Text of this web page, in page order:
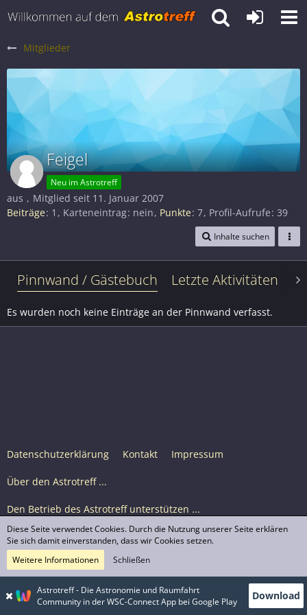
Mitglieder
Feigel
Neu im Astrotreff
aus
Mitglied seit 11. Januar 2007
Beiträge 1 Karteneintrag nein Punkte 7 Profil-Aufrufe 39
Inhalte suchen
Pinnwand / Gästebuch Letzte Aktivitäten
Es wurden noch keine Einträge an der Pinnwand verfasst.
Datenschutzerklärung Kontakt Impressum
Über den Astrotreff ...
Den Betrieb des Astrotreff unterstützen ...
Nutzungsbedingungen
© Astrotreff 2001-2026, lizenziert unter CC BY-SA,
sofern für einzelne Inhalte nicht anders angegeben
Astrotreff - Die Astronomie und Raumfahrt
Community in der WSC-Connect App bei Google Play
Download
Diese Seite verwendet Cookies. Durch die Nutzung unserer Seite erklären
Sie sich damit einverstanden, dass wir Cookies setzen.
Weitere Informationen
Schließen